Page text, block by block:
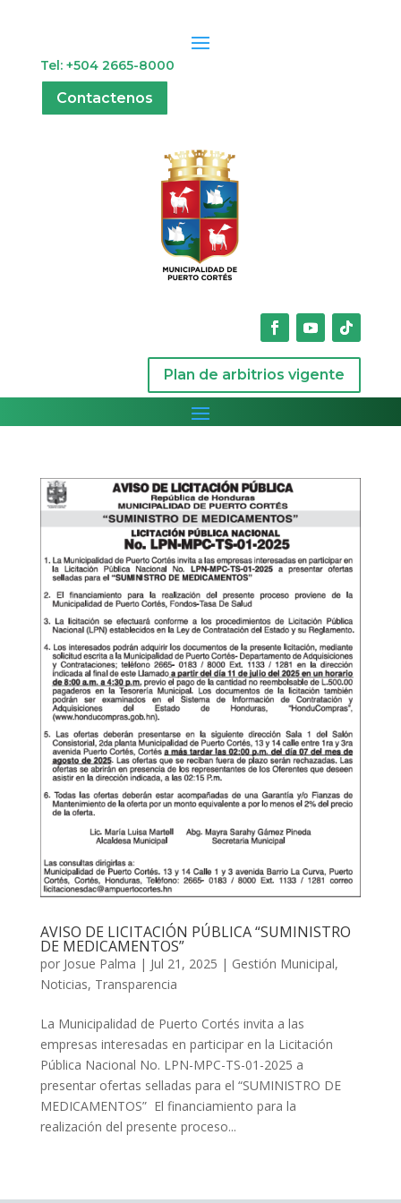
Tel: +504 2665-8000
Contactenos
Plan de arbitrios vigente
AVISO DE LICITACIÓN PÚBLICA “SUMINISTRO
DE MEDICAMENTOS”
por Josue Palma | Jul 21, 2025 | Gestión Municipal,
Noticias, Transparencia
La Municipalidad de Puerto Cortés invita a las
empresas interesadas en participar en la Licitación
Pública Nacional No. LPN-MPC-TS-01-2025 a
presentar ofertas selladas para el “SUMINISTRO DE
MEDICAMENTOS” El financiamiento para la
realización del presente proceso...